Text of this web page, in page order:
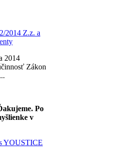
2014 Z.z. a
2014
Zákon
Po
v
YOUSTICE